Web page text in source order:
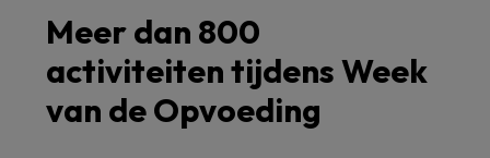
Meer dan 800
activiteiten tijdens Week
van de Opvoeding